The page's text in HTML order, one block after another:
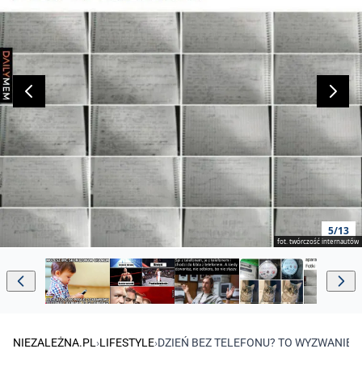
5/13
fot. twórczość internautów
NIEZALEŻNA.PL ›LIFESTYLE›DZIEŃ BEZ TELEFONU? TO